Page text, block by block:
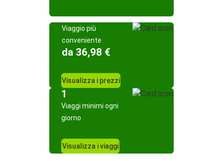
Viaggio più
conveniente
da 36,98 €
Visualizza i prezzi
1
Viaggi minimi ogni
giorno
Visualizza i viaggi